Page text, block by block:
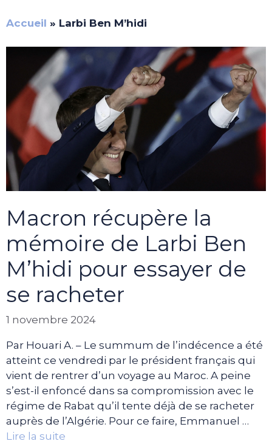
Accueil » Larbi Ben M’hidi
Macron récupère la
mémoire de Larbi Ben
M’hidi pour essayer de
se racheter
1 novembre 2024
Par Houari A. – Le summum de l’indécence a été
atteint ce vendredi par le président français qui
vient de rentrer d’un voyage au Maroc. A peine
s’est-il enfoncé dans sa compromission avec le
régime de Rabat qu’il tente déjà de se racheter
auprès de l’Algérie. Pour ce faire, Emmanuel …
Lire la suite